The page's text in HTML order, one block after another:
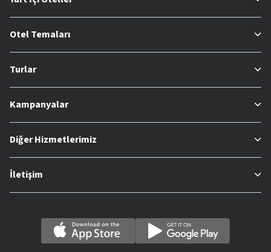
Otel Temaları
Turlar
Kampanyalar
Diğer Hizmetlerimiz
İletişim